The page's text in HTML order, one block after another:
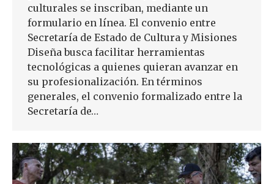
culturales se inscriban, mediante un
formulario en línea. El convenio entre
Secretaría de Estado de Cultura y Misiones
Diseña busca facilitar herramientas
tecnológicas a quienes quieran avanzar en
su profesionalización. En términos
generales, el convenio formalizado entre la
Secretaría de…